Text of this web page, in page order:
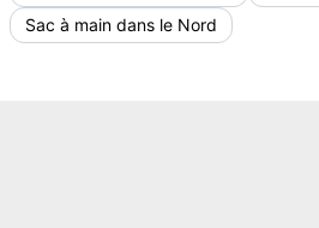
Sac à main dans le Nord